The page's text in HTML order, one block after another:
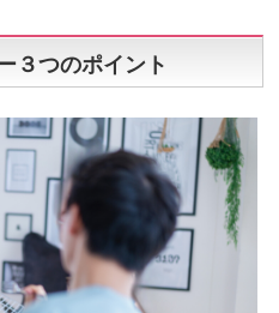
３つのポイント